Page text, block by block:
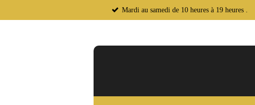
Mardi au samedi de 10 heures à 19 heures .